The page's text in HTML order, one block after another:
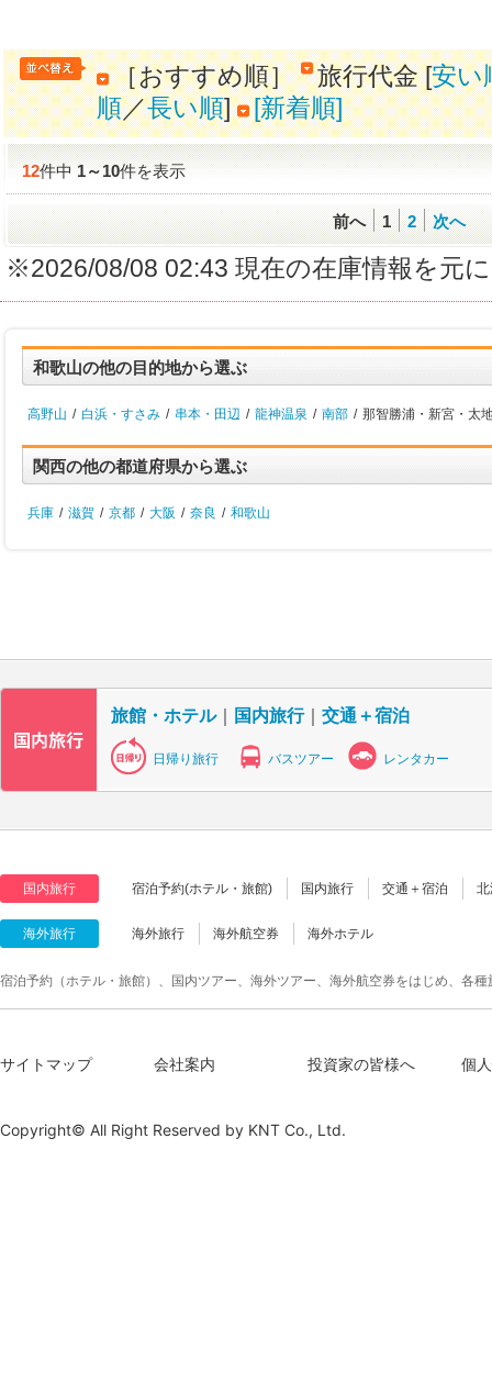
［おすすめ順］ 旅行代金 [安い
順／長い順] [新着順]
12件中1～10件を表示
前へ 1 2 次へ
※2026/08/08 02:43 現在の在庫情報を元
和歌山の他の目的地から選ぶ
高野山 / 白浜・すさみ / 串本・田辺 / 龍神温泉 / 南部 / 那智勝浦・新宮・太
関西の他の都道府県から選ぶ
兵庫 / 滋賀 / 京都 / 大阪 / 奈良 / 和歌山
旅館・ホテル｜ 国内旅行｜ 交通＋宿泊
日帰り旅行 バスツアー レンタカー
国内旅行 宿泊予約(ホテル・旅館) 国内旅行 交通＋宿泊
海外旅行 海外旅行 海外航空券 海外ホテル
宿泊予約（ホテル・旅館）、国内ツアー、海外ツアー、海外航空券をはじめ、各
サイトマップ 会社案内 投資家の皆様へ 個
Copyright© All Right Reserved by KNT Co., Ltd.